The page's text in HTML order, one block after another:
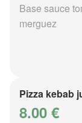
Base sauce
merguez
Pizza kebab
8.00 €